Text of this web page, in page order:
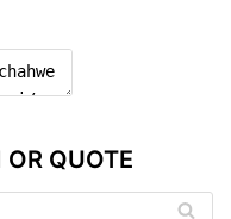
OR QUOTE